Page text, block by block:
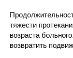
тяжести
возраста
возвратить